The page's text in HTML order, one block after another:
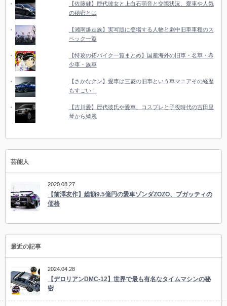
【佐藤健】歴代彼女と上白石萌音と交際状況、愛車や人気
の秘密とは
【湘南爆走族】実写版に登場する人物と劇中旧車車種のス
ペック一覧
【特攻の拓バイク一覧まとめ】国産海外の旧車・名車・希
少車・族車
【さかなクン】愛車は三菱の旧車という車マニアその経歴
もすごい！
【吉川愛】歴代彼氏や愛車、コスプレと子役時代の吉田里
琴から綺麗
芸能人
2020.08.27
【前澤友作】総額9.5億円の愛車ゾンダZOZO、ブガッティの
価格
最近の記事
2024.04.28
【デロリアンDMC-12】世界で最も有名なタイムマシンの秘
密